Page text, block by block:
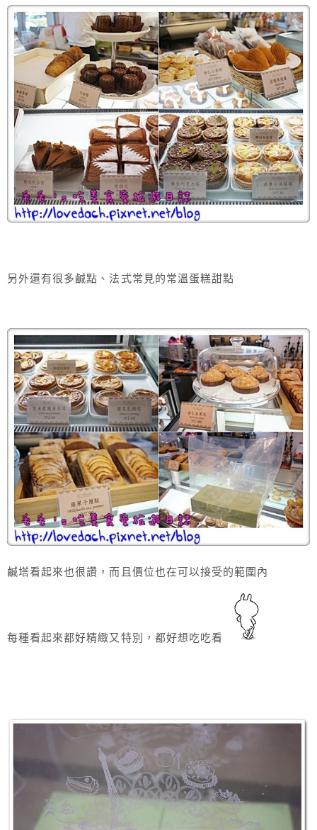
另外還有很多鹹點、法式常見的常溫蛋糕甜點
鹹塔看起來也很讚，而且價位也在可以接受的範圍內
每種看起來都好精緻又特別，都好想吃吃看